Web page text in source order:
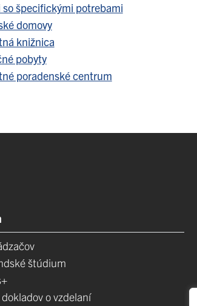
špecifickými potrebami
domovy
knižnica
pobyty
poradenské centrum
štúdium
o vzdelaní